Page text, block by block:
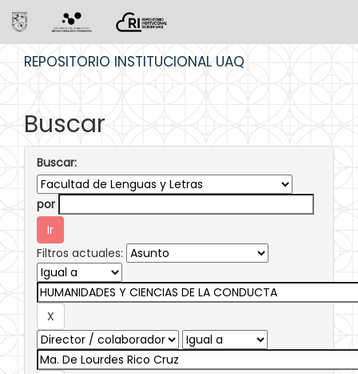
REPOSITORIO INSTITUCIONAL UAQ
Buscar
Buscar:
por
Filtros actuales: